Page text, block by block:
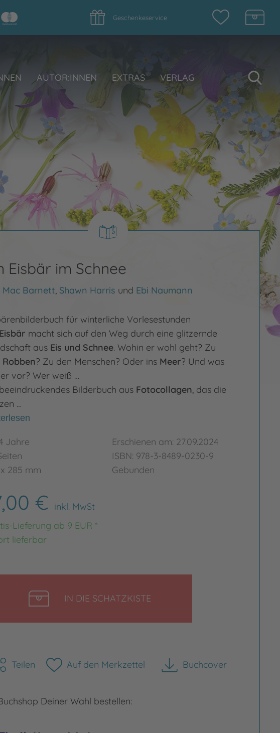
Geschenkeservice
AUTOR:INNEN EXTRAS VERLAG
Eisbär im Schnee
Mac Barnett, Shawn Harris und Ebi Naumann
für winterliche Vorlesestunden
Eisbär macht sich auf den Weg durch eine glitzernde
aus Eis und Schnee. Wohin er wohl geht? Zu
Robben? Zu den Menschen? Oder ins Meer? Und was
vor? Wer weiß …
Bilderbuch aus Fotocollagen, das die
…
Jahre
285 mm
Erschienen am: 27.09.2024
ISBN: 978-3-8489-0230-9
Gebunden
€ inkl. MwSt
Lieferung ab 9 EUR *
lieferbar
IN DIE SCHATZKISTE
Teilen Auf den Merkzettel Buchcover
herunterladen
Deiner Wahl bestellen: